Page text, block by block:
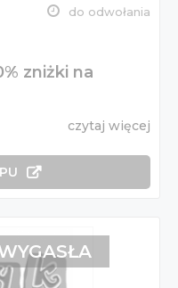
do odwołania
zniżki na
czytaj więcej